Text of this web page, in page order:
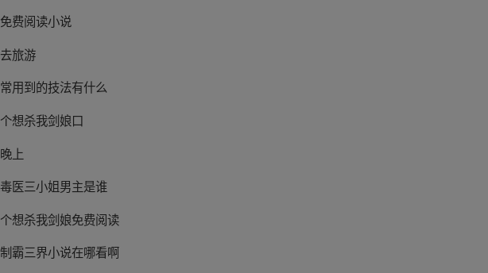
费阅读小说
旅游
用到的技法有什么
想杀我剑娘口
上
医三小姐男主是谁
想杀我剑娘免费阅读
霸三界小说在哪看啊